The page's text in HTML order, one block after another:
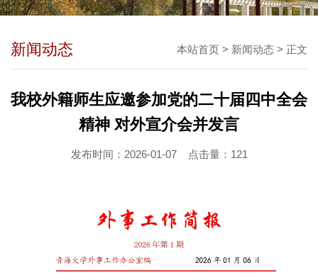
本站首页 > 新闻动态 > 正文
新闻动态
我校外籍师生应邀参加党的二十届四中全会
精神 对外宣介会并发言
发布时间：2026-01-07 点击量： 121